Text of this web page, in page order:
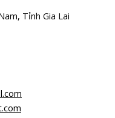
Tỉnh Gia Lai